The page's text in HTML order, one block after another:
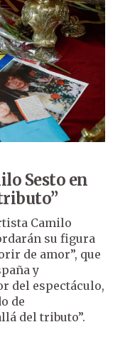
Sesto en
Camilo
su figura
de amor”, que
y
del espectáculo,
de
del tributo”.